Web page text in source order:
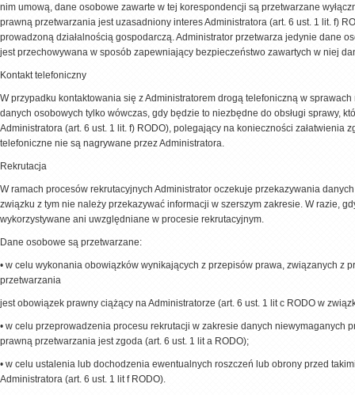
nim umową, dane osobowe zawarte w tej korespondencji są przetwarzane
prawną przetwarzania jest uzasadniony interes Administratora (art. 6 ust. 1 lit. f)
prowadzoną działalnością gospodarczą. Administrator przetwarza jedynie dane
jest przechowywana w sposób zapewniający bezpieczeństwo zawartych w niej
Kontakt telefoniczny
W przypadku kontaktowania się z Administratorem drogą telefoniczną w
danych osobowych tylko wówczas, gdy będzie to niezbędne do obsługi sprawy,
Administratora (art. 6 ust. 1 lit. f) RODO), polegający na konieczności
telefoniczne nie są nagrywane przez Administratora.
Rekrutacja
W ramach procesów rekrutacyjnych Administrator oczekuje przekazywania
związku z tym nie należy przekazywać informacji w szerszym zakresie. W razie,
wykorzystywane ani uwzględniane w procesie rekrutacyjnym.
Dane osobowe są przetwarzane:
• w celu wykonania obowiązków wynikających z przepisów prawa, związanych z
przetwarzania
jest obowiązek prawny ciążący na Administratorze (art. 6 ust. 1 lit c RODO w
• w celu przeprowadzenia procesu rekrutacji w zakresie danych niewymaganych
prawną przetwarzania jest zgoda (art. 6 ust. 1 lit a RODO);
• w celu ustalenia lub dochodzenia ewentualnych roszczeń lub obrony przed
Administratora (art. 6 ust. 1 lit f RODO).